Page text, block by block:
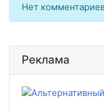
Нет
Реклама